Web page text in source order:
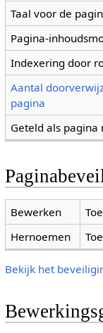
Taal voor de
Pagina-
Indexering door
Aantal
pagina
Geteld als pagina
Bewerken
Hernoemen
Bekijk het